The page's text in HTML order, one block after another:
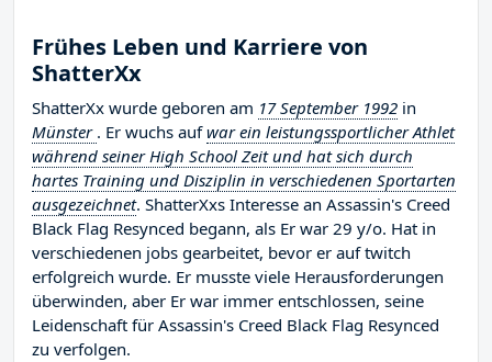
Frühes Leben und Karriere von
ShatterXx
ShatterXx wurde geboren am 17 September 1992 in
Münster . Er wuchs aufwar ein leistungssportlicher Athlet
während seiner High School Zeit und hat sich durch
hartes Training und Disziplin in verschiedenen Sportarten
ausgezeichnet. ShatterXxs Interesse an Assassin's Creed
Black Flag Resynced begann, als Er war 29 y/o. Hat in
verschiedenen jobs gearbeitet, bevor er auf twitch
erfolgreich wurde. Er musste viele Herausforderungen
überwinden, aber Er war immer entschlossen, seine
Leidenschaft für Assassin's Creed Black Flag Resynced
zu verfolgen.